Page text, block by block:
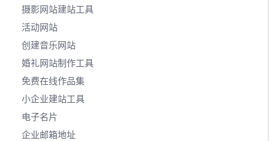
摄影网站建站工具
活动网站
创建音乐网站
婚礼网站制作工具
免费在线作品集
小企业建站工具
电子名片
企业邮箱地址